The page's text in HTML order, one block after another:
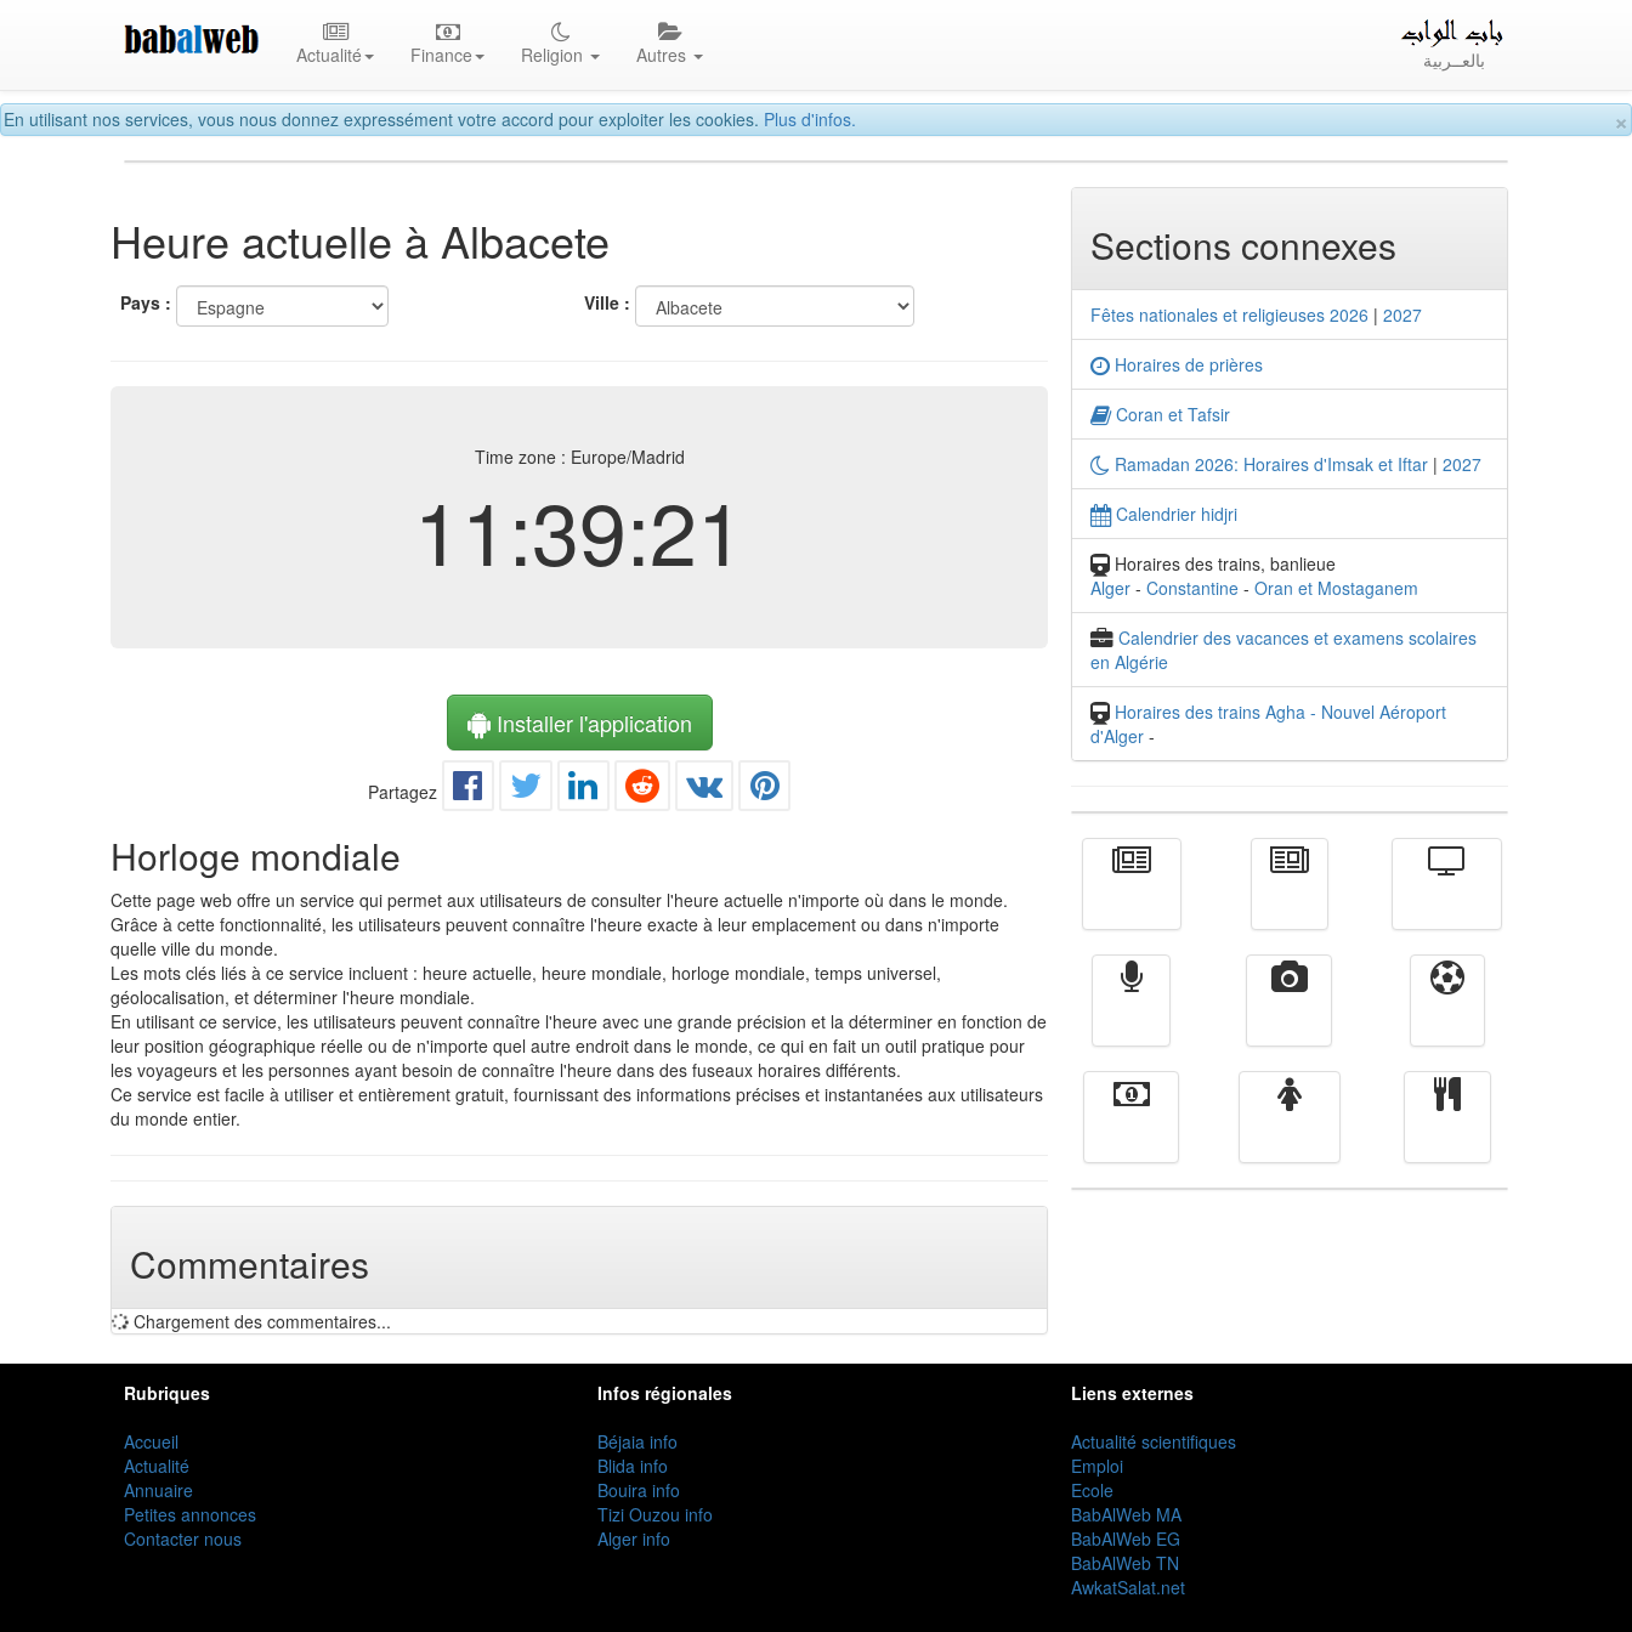
×
En utilisant nos services, vous nous donnez expressément votre accord pour exploiter les cookies. Plus d'infos.
Actualité Finance Religion Autres بالعــربية
Heure actuelle à Albacete
Pays : Ville :
Time zone : Europe/Madrid
11:39:21
Installer l'application
Partagez
Horloge mondiale
Cette page web offre un service qui permet aux utilisateurs de consulter l'heure actuelle n'importe où dans le monde.
Grâce à cette fonctionnalité, les utilisateurs peuvent connaître l'heure exacte à leur emplacement ou dans n'importe
quelle ville du monde.
Les mots clés liés à ce service incluent : heure actuelle, heure mondiale, horloge mondiale, temps universel,
géolocalisation, et déterminer l'heure mondiale.
En utilisant ce service, les utilisateurs peuvent connaître l'heure avec une grande précision et la déterminer en fonction de
leur position géographique réelle ou de n'importe quel autre endroit dans le monde, ce qui en fait un outil pratique pour
les voyageurs et les personnes ayant besoin de connaître l'heure dans des fuseaux horaires différents.
Ce service est facile à utiliser et entièrement gratuit, fournissant des informations précises et instantanées aux utilisateurs
du monde entier.
Commentaires
Chargement des commentaires...
Sections connexes
Fêtes nationales et religieuses 2026 | 2027
Horaires de prières
Coran et Tafsir
Ramadan 2026: Horaires d'Imsak et Iftar | 2027
Calendrier hidjri
Horaires des trains, banlieue
Alger - Constantine - Oran et Mostaganem
Calendrier des vacances et examens scolaires
en Algérie
Horaires des trains Agha - Nouvel Aéroport
d'Alger -
Rubriques
Accueil
Actualité
Annuaire
Petites annonces
Contacter nous
Infos régionales
Béjaia info
Blida info
Bouira info
Tizi Ouzou info
Alger info
Liens externes
Actualité scientifiques
Emploi
Ecole
BabAlWeb MA
BabAlWeb EG
BabAlWeb TN
AwkatSalat.net